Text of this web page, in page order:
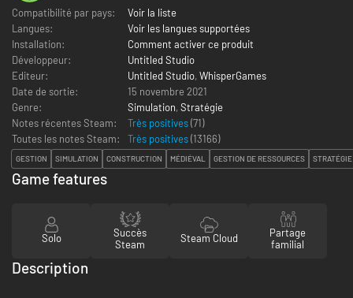
Compatibilité par pays:
Voir la liste
Langues:
Voir les langues supportées
Installation:
Comment activer ce produit
Développeur:
Untitled Studio
Editeur:
Untitled Studio, WhisperGames
Date de sortie:
15 novembre 2021
Genre:
Simulation, Stratégie
Notes récentes Steam:
Très positives(71)
Toutes les notes Steam:
Très positives(13166)
GESTION SIMULATION CONSTRUCTION MÉDIÉVAL GESTION DE RESSOURCES STRATÉGIE
Game features
Solo
Succès
Steam
Steam Cloud
Partage
familial
Description